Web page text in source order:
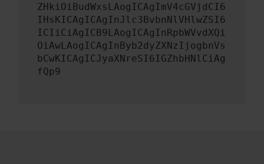
ZHkiOiBudWxsLAogICAgImV4cGVjdCI6
IHsKICAgICAgInJlc3BvbnNlVHlwZSI6
ICIiCiAgICB9LAogICAgInRpbWVvdXQi
OiAwLAogICAgInByb2dyZXNzIjogbnVs
bCwKICAgICJyaXNreSI6IGZhbHNlCiAg
fQp9